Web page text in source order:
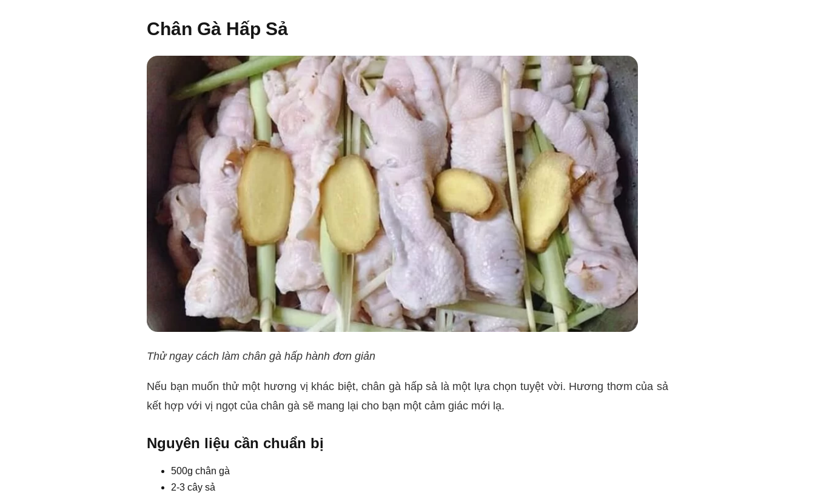
Chân Gà Hấp Sả
Thử ngay cách làm chân gà hấp hành đơn giản
Nếu bạn muốn thử một hương vị khác biệt, chân gà hấp sả là một lựa chọn tuyệt vời. Hương thơm của sả
kết hợp với vị ngọt của chân gà sẽ mang lại cho bạn một cảm giác mới lạ.
Nguyên liệu cần chuẩn bị
500g chân gà
2-3 cây sả